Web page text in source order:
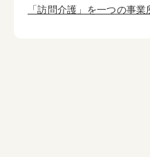
「訪問介護」を一つの事業